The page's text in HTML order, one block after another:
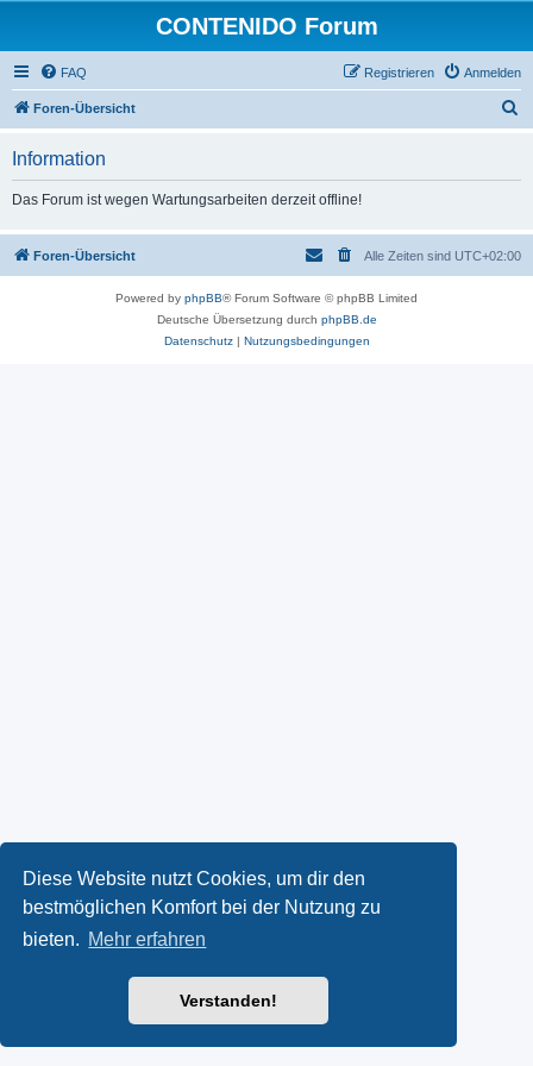
Diese Website nutzt Cookies, um dir den
bestmöglichen Komfort bei der Nutzung zu
bieten. Mehr erfahren
Verstanden!
CONTENIDO Forum
FAQ Anmelden
Registrieren
Foren-Übersicht
Information
Das Forum ist wegen Wartungsarbeiten derzeit offline!
Foren-Übersicht Alle Zeiten sind UTC+02:00
Powered by phpBB® Forum Software © phpBB Limited
Deutsche Übersetzung durch phpBB.de
Datenschutz| Nutzungsbedingungen